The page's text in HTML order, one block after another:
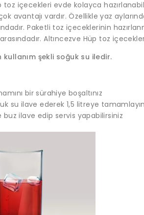
toz içecekleri evde kolayca
avantajı vardır. Özellikle yaz
Paketli toz içeceklerinin
Altıncezve Hüp toz
kullanım şekli soğuk su iledir.
bir sürahiye boşaltınız
su ilave ederek 1,5 litreye
buz ilave edip servis yapabilirsiniz